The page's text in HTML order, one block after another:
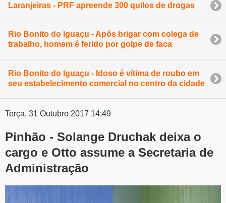
Laranjeiras - PRF apreende 300 quilos de drogas
Rio Bonito do Iguaçu - Após brigar com colega de
trabalho, homem é ferido por golpe de faca
Rio Bonito do Iguaçu - Idoso é vítima de roubo em
seu estabelecimento comercial no centro da cidade
Terça, 31 Outubro 2017 14:49
Pinhão - Solange Druchak deixa o
cargo e Otto assume a Secretaria de
Administração